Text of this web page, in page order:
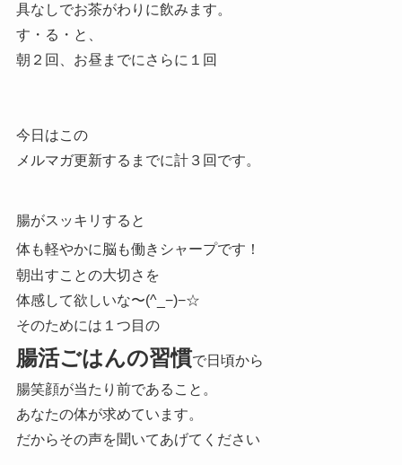
具なしでお茶がわりに飲みます。
す・る・と、
朝２回、お昼までにさらに１回
今日はこの
メルマガ更新するまでに計３回です。
腸がスッキリすると
体も軽やかに脳も働きシャープです！
朝出すことの大切さを
体感して欲しいな〜(^_−)−☆
そのためには１つ目の
腸活ごはんの習慣で日頃から
腸笑顔が当たり前であること。
あなたの体が求めています。
だからその声を聞いてあげてください